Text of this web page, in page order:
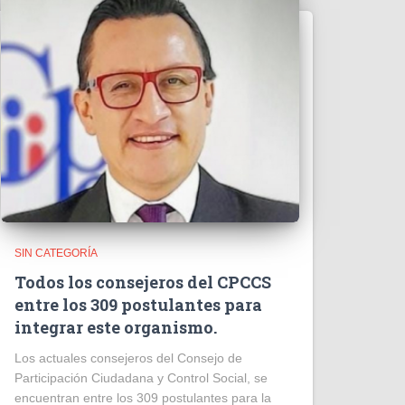
SIN CATEGORÍA
Todos los consejeros del CPCCS
entre los 309 postulantes para
integrar este organismo.
Los actuales consejeros del Consejo de
Participación Ciudadana y Control Social, se
encuentran entre los 309 postulantes para la